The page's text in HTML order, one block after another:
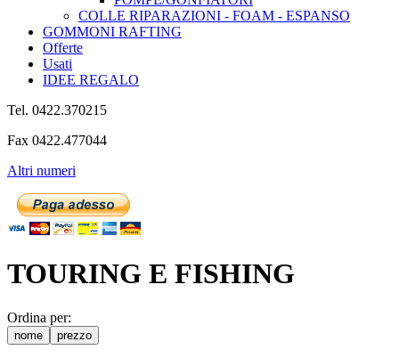
COLLE RIPARAZIONI - FOAM - ESPANSO
GOMMONI RAFTING
Offerte
Usati
IDEE REGALO
Tel. 0422.370215
Fax 0422.477044
Altri numeri
TOURING E FISHING
Ordina per:
nome prezzo